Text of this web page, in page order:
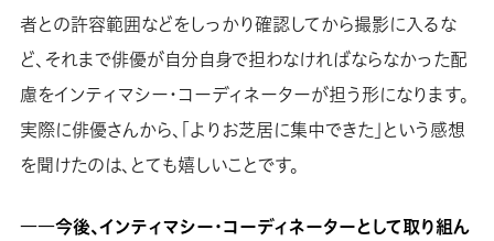
者との許容範囲などをしっかり確認してから撮影に入るな
ど、それまで俳優が自分自身で担わなければならなかった配
慮をインティマシー・コーディネーターが担う形になります。
実際に俳優さんから、「よりお芝居に集中できた」という感想
を聞けたのは、とても嬉しいことです。
――今後、インティマシー・コーディネーターとして取り組ん